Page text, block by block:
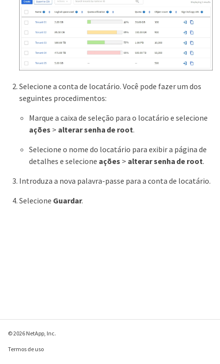
Selecione a conta de locatário. Você pode fazer um dos
seguintes procedimentos:
Marque a caixa de seleção para o locatário e selecione
ações > alterar senha de root.
Selecione o nome do locatário para exibir a página de
detalhes e selecione ações > alterar senha de root.
Introduza a nova palavra-passe para a conta de locatário.
Selecione Guardar.
© 2026 NetApp, Inc.
Termos de uso